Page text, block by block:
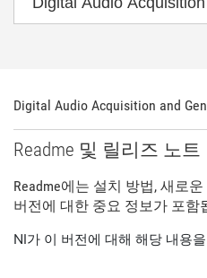
Digital Audio Acquisition and
Readme 및 릴리즈 노트
Readme에는 설치 방법, 새로
버전에 대한 중요 정보가 포함
NI가 이 버전에 대해 해당 내용